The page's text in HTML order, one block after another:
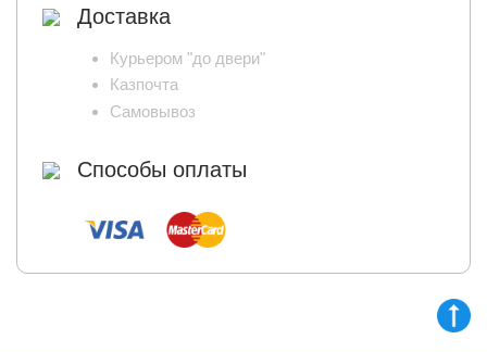
Доставка
Курьером "до двери"
Казпочта
Самовывоз
Способы оплаты